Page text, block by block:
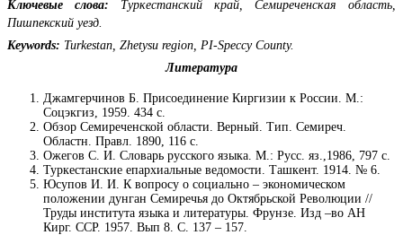
Ключевые слова: Туркестанский край, Семиреченская область,
Пишпекский уезд.
Keywords: Turkestan, Zhetysu region, PI-Speccy County.
Литература
Джамгерчинов Б. Присоединение Киргизии к России. М.:
Соцэкгиз, 1959. 434 с.
Обзор Семиреченской области. Верный. Тип. Семиреч.
Областн. Правл. 1890, 116 с.
Ожегов С. И. Словарь русского языка. М.: Русс. яз.,1986, 797 c.
Туркестанские епархиальные ведомости. Ташкент. 1914. № 6.
Юсупов И. И. К вопросу о социально – экономическом
положении дунган Семиречья до Октябрьской Революции //
Труды института языка и литературы. Фрунзе. Изд –во АН
Кирг. ССР. 1957. Вып 8. С. 137 – 157.